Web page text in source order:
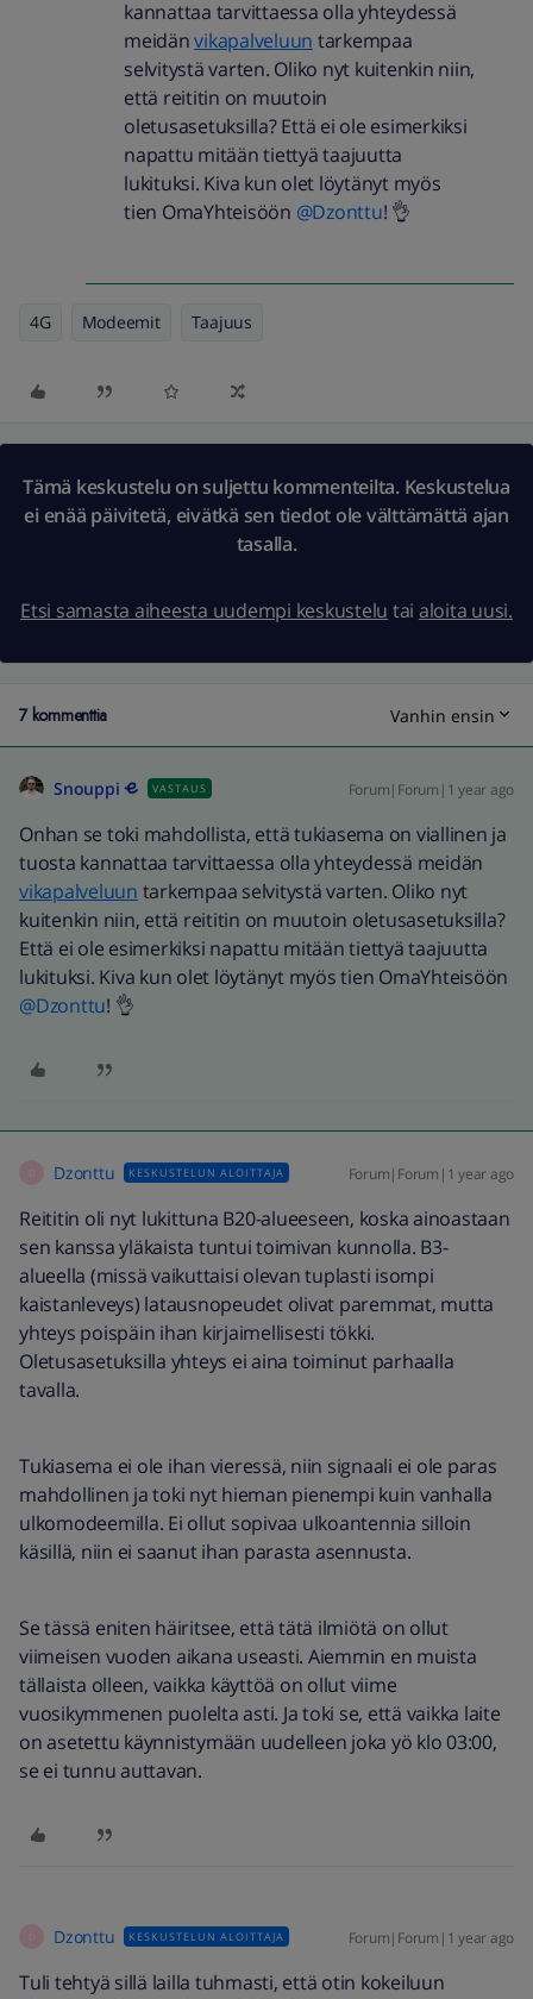
kannattaa tarvittaessa olla yhteydessä
meidänvikapalveluun tarkempaa
selvitystä varten. Oliko nyt kuitenkin niin,
että reititin on muutoin
oletusasetuksilla? Että ei ole esimerkiksi
napattu mitään tiettyä taajuutta
lukituksi. Kiva kun olet löytänyt myös
tien OmaYhteisöön ​ @Dzonttu! 👌
4G Modeemit Taajuus
Tämä keskustelu on suljettu kommenteilta. Keskustelua
ei enää päivitetä, eivätkä sen tiedot ole välttämättä ajan
tasalla.
Etsi samasta aiheesta uudempi keskustelu tai aloita uusi.
7 kommenttia Vanhin ensin
Snouppi VASTAUS Forum|Forum|1 year ago
Onhan se toki mahdollista, että tukiasema on viallinen ja
tuosta kannattaa tarvittaessa olla yhteydessä meidän
vikapalveluun tarkempaa selvitystä varten. Oliko nyt
kuitenkin niin, että reititin on muutoin oletusasetuksilla?
Että ei ole esimerkiksi napattu mitään tiettyä taajuutta
lukituksi. Kiva kun olet löytänyt myös tien OmaYhteisöön ​
@Dzonttu! 👌
Dzonttu KESKUSTELUN ALOITTAJA Forum|Forum|1 year ago
Reititin oli nyt lukittuna B20-alueeseen, koska ainoastaan
sen kanssa yläkaista tuntui toimivan kunnolla. B3-
alueella (missä vaikuttaisi olevan tuplasti isompi
kaistanleveys) latausnopeudet olivat paremmat, mutta
yhteys poispäin ihan kirjaimellisesti tökki.
Oletusasetuksilla yhteys ei aina toiminut parhaalla
tavalla.
Tukiasema ei ole ihan vieressä, niin signaali ei ole paras
mahdollinen ja toki nyt hieman pienempi kuin vanhalla
ulkomodeemilla. Ei ollut sopivaa ulkoantennia silloin
käsillä, niin ei saanut ihan parasta asennusta.
Se tässä eniten häiritsee, että tätä ilmiötä on ollut
viimeisen vuoden aikana useasti. Aiemmin en muista
tällaista olleen, vaikka käyttöä on ollut viime
vuosikymmenen puolelta asti. Ja toki se, että vaikka laite
on asetettu käynnistymään uudelleen joka yö klo 03:00,
se ei tunnu auttavan.
Dzonttu KESKUSTELUN ALOITTAJA Forum|Forum|1 year ago
Tuli tehtyä sillä lailla tuhmasti, että otin kokeiluun